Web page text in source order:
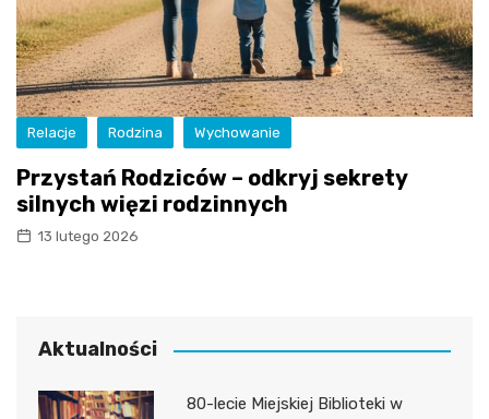
Relacje Rodzina Wychowanie
Przystań Rodziców – odkryj sekrety
silnych więzi rodzinnych
13 lutego 2026
Aktualności
80-lecie Miejskiej Biblioteki w